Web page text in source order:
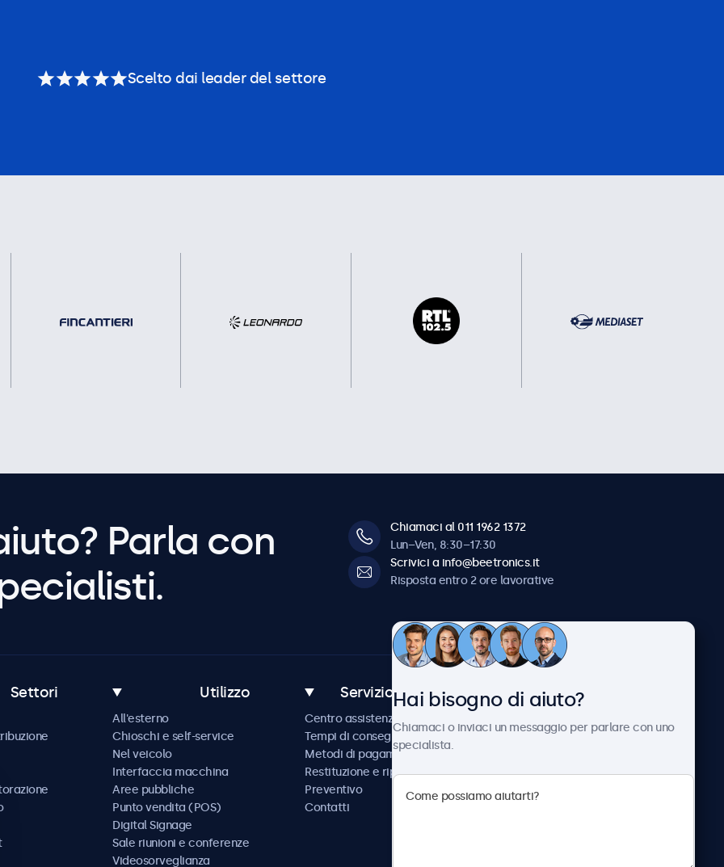
Scelto dai leader del settore
Parla con
Chiamaci al 011 1962 1372
Lun–Ven, 8:30–17:30
Scrivici a info@beetronics.it
Risposta entro 2 ore lavorative
Settori Utilizzo
All'esterno
Chioschi e self-service
Nel veicolo
Interfaccia macchina
Aree pubbliche
Punto vendita (POS)
Digital Signage
Sale riunioni e conferenze
Videosorveglianza
Servizio Clienti
Centro assistenza
Tempi di consegna
Metodi di pagamento
Restituzione e riparazione
Preventivo
Contatti
Chi siamo
Notizie e aggiornamenti
Beetronics
Lavora con noi
Hai bisogno di aiuto?
Chiamaci o inviaci un messaggio per parlare con uno
specialista.